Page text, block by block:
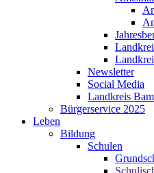
Newsletter
Social Media
Landkreis
Bürgerservice 2025
Leben
Bildung
Schulen